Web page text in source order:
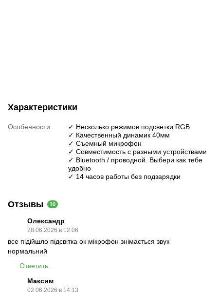
Характеристики
Особенности
✓ Несколько режимов подсветки RGB
✓ Качественный динамик 40мм
✓ Съемный микрофон
✓ Совместимость с разными устройствами
✓ Bluetooth / проводной. Выбери как тебе
удобно
✓ 14 часов работы без подзарядки
Отзывы 10
Олександр
28.06.2026 в 12:06
все підійшло підсвітка ок мікрофон знімається звук
нормальний
Ответить
Максим
02.06.2026 в 14:13